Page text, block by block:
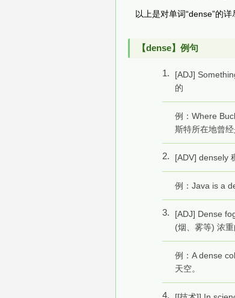
以上是对单词“dense”的
【dense】例句
1.
[ADJ]
的
例：Where
斯特所在地曾经
2. [ADV] densely
例：Java is a
3.
[ADJ] Dense
(烟、雾等) 浓重
例：A dense
天空。
4.